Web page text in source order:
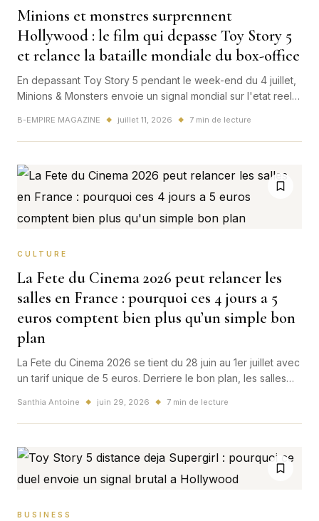
Minions et monstres surprennent
Hollywood : le film qui depasse Toy Story 5
et relance la bataille mondiale du box-office
En depassant Toy Story 5 pendant le week-end du 4 juillet,
Minions & Monsters envoie un signal mondial sur l'etat reel
B-EMPIRE MAGAZINE ◆ juillet 11, 2026 ◆ 7 min de lecture
CULTURE
La Fete du Cinema 2026 peut relancer les
salles en France : pourquoi ces 4 jours a 5
euros comptent bien plus qu’un simple bon
plan
La Fete du Cinema 2026 se tient du 28 juin au 1er juillet avec
un tarif unique de 5 euros. Derriere le bon plan, les salles
Santhia Antoine ◆ juin 29, 2026 ◆ 7 min de lecture
BUSINESS